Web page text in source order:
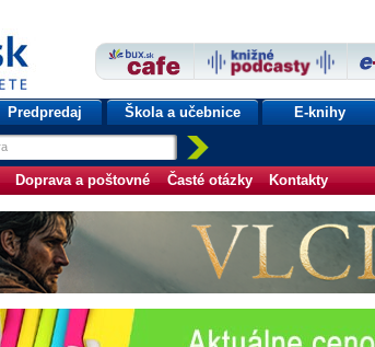
Predpredaj Škola a učebnice E-knihy
Doprava a poštovné Časté otázky Kontakty